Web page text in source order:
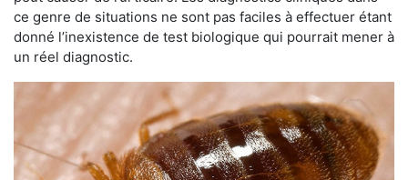
ce genre de situations ne sont pas faciles à effectuer étant
donné l’inexistence de test biologique qui pourrait mener à
un réel diagnostic.